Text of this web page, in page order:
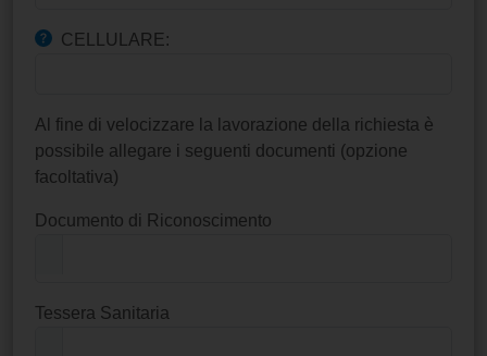
CELLULARE:
Al fine di velocizzare la lavorazione della richiesta è
possibile allegare i seguenti documenti (opzione
facoltativa)
Documento di Riconoscimento
Tessera Sanitaria